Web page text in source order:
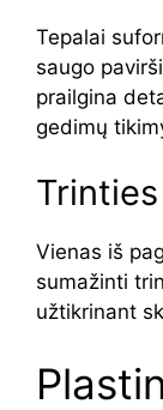
Tepalai
saugo
prailgina
gedimų
Vienas iš
sumažinti
užtikrinant